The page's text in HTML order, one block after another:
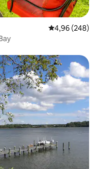
Gemiddelde
4,96 (248)